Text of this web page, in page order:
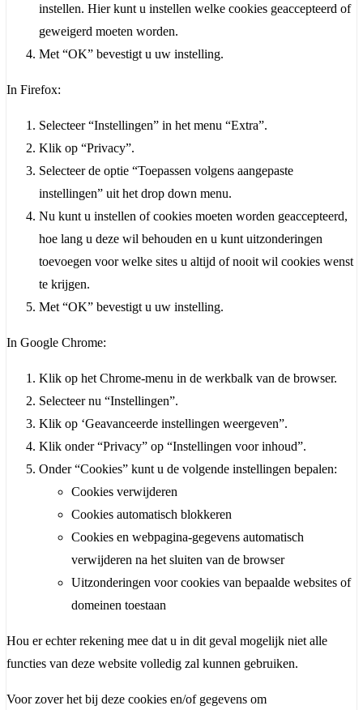
instellen. Hier kunt u instellen welke cookies geaccepteerd of
geweigerd moeten worden.
Met “OK” bevestigt u uw instelling.
In Firefox:
Selecteer “Instellingen” in het menu “Extra”.
Klik op “Privacy”.
Selecteer de optie “Toepassen volgens aangepaste
instellingen” uit het drop down menu.
Nu kunt u instellen of cookies moeten worden geaccepteerd,
hoe lang u deze wil behouden en u kunt uitzonderingen
toevoegen voor welke sites u altijd of nooit wil cookies wenst
te krijgen.
Met “OK” bevestigt u uw instelling.
In Google Chrome:
Klik op het Chrome-menu in de werkbalk van de browser.
Selecteer nu “Instellingen”.
Klik op ‘Geavanceerde instellingen weergeven”.
Klik onder “Privacy” op “Instellingen voor inhoud”.
Onder “Cookies” kunt u de volgende instellingen bepalen:
Cookies verwijderen
Cookies automatisch blokkeren
Cookies en webpagina-gegevens automatisch
verwijderen na het sluiten van de browser
Uitzonderingen voor cookies van bepaalde websites of
domeinen toestaan
Hou er echter rekening mee dat u in dit geval mogelijk niet alle
functies van deze website volledig zal kunnen gebruiken.
Voor zover het bij deze cookies en/of gegevens om